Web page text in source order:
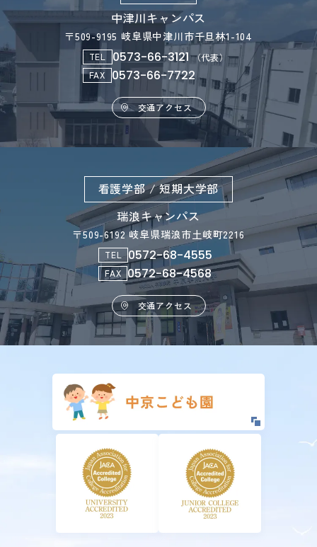
中津川キャンパス
〒509-9195 岐阜県中津川市千旦林1-104
TEL 0573-66-3121 （代表）
FAX
0573-66-7722
交通アクセス
看護学部 / 短期大学部
瑞浪キャンパス
〒509-6192 岐阜県瑞浪市土岐町2216
TEL 0572-68-4555
FAX 0572-68-4568
交通アクセス